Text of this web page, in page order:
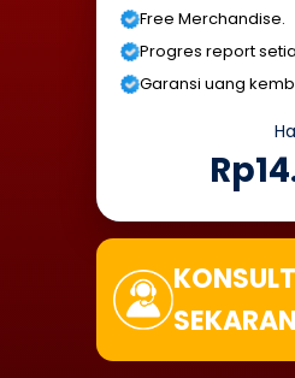
Free Merchandise.
Progres report
Garansi uang